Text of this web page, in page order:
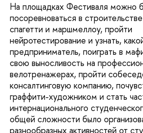
На площадках Фестиваля можно
посоревноваться в
спагетти и маршмеллоу, пройти
нейротестирование и узнать,
предприниматель, поиграть в
свою выносливость на
велотренажерах, пройти
консалтинговую компанию,
граффити-художником и стать
интернационального
общей сложности было
разнообразных активностей от